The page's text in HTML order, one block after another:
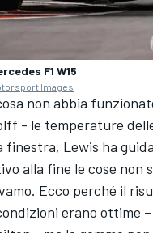
F1 W15
Images
non abbia
- le temperature
finestra, Lewis ha
alla fine le cose non
Ecco perché il
erano ottime